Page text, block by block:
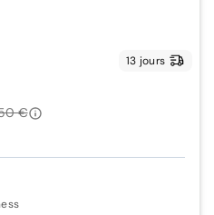
13 jours
€